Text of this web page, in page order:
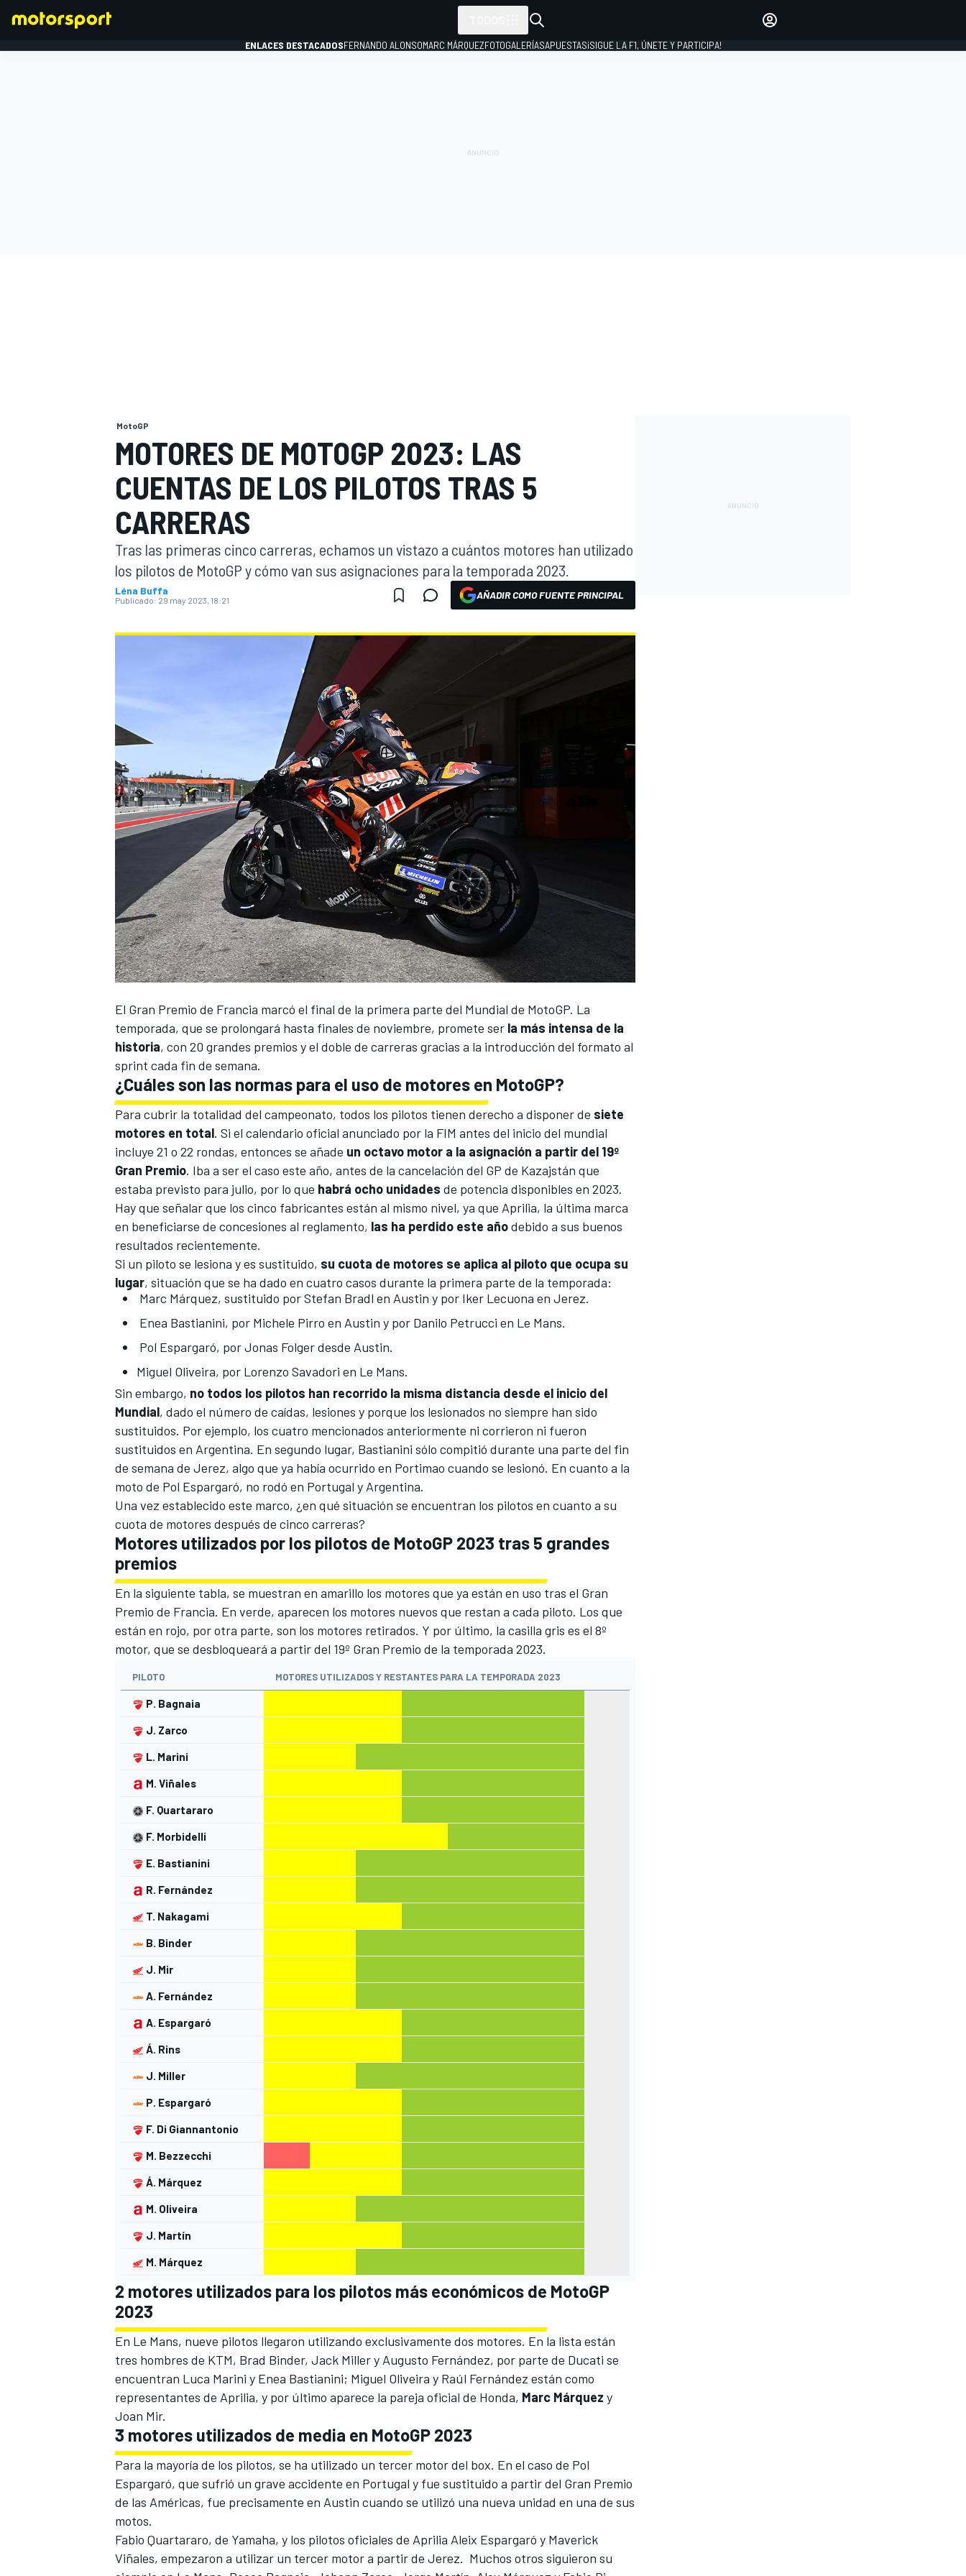
WEC FÓRMULA E
MÁS CATEGORÍAS
ENLACES DESTACADOSFERNANDO ALONSOMARC MÁRQUEZFOTOGALERÍASAPUESTAS¡SIGUE LA F1, ÚNETE Y PARTICIPA!
MotoGP
MOTORES DE MOTOGP 2023: LAS
CUENTAS DE LOS PILOTOS TRAS 5
CARRERAS
Tras las primeras cinco carreras, echamos un vistazo a cuántos motores han utilizado
los pilotos de MotoGP y cómo van sus asignaciones para la temporada 2023.
Léna Buffa
Publicado: 29 may 2023, 18:21 AÑADIR COMO FUENTE PRINCIPAL
El Gran Premio de Francia marcó el final de la primera parte del Mundial de MotoGP. La
temporada, que se prolongará hasta finales de noviembre, promete ser la más intensa de la
historia, con 20 grandes premios y el doble de carreras gracias a la introducción del formato al
sprint cada fin de semana.
¿Cuáles son las normas para el uso de motores en MotoGP?
Para cubrir la totalidad del campeonato, todos los pilotos tienen derecho a disponer de siete
motores en total. Si el calendario oficial anunciado por la FIM antes del inicio del mundial
incluye 21 o 22 rondas, entonces se añade un octavo motor a la asignación a partir del 19º
Gran Premio. Iba a ser el caso este año, antes de la cancelación del GP de Kazajstán que
estaba previsto para julio, por lo que habrá ocho unidades de potencia disponibles en 2023.
Hay que señalar que los cinco fabricantes están al mismo nivel, ya que Aprilia, la última marca
en beneficiarse de concesiones al reglamento, las ha perdido este añodebido a sus buenos
resultados recientemente.
Si un piloto se lesiona y es sustituido, su cuota de motores se aplica al piloto que ocupa su
lugar, situación que se ha dado en cuatro casos durante la primera parte de la temporada:
Marc Márquez, sustituido porStefan Bradl en Austin y por Iker Lecuona en Jerez.
Enea Bastianini, por Michele Pirro en Austin y por Danilo Petrucci en Le Mans.
Pol Espargaró, porJonas Folgerdesde Austin.
Miguel Oliveira, por Lorenzo Savadori en Le Mans.
Sin embargo, no todos los pilotos han recorrido la misma distancia desde el inicio del
Mundial, dado el número de caídas, lesiones y porque los lesionados no siempre han sido
sustituidos. Por ejemplo, los cuatro mencionados anteriormente ni corrieron ni fueron
sustituidos en Argentina. En segundo lugar, Bastianini sólo compitió durante una parte del fin
de semana de Jerez, algo que ya había ocurrido en Portimao cuando se lesionó. En cuanto a la
moto de Pol Espargaró, no rodó en Portugal y Argentina.
Una vez establecido este marco, ¿en qué situación se encuentran los pilotos en cuanto a su
cuota de motores después de cinco carreras?
Motores utilizados por los pilotos de MotoGP 2023 tras 5 grandes
premios
En la siguiente tabla, se muestran en amarillo los motores que ya están en uso tras el Gran
Premio de Francia. En verde, aparecen los motores nuevos que restan a cada piloto. Los que
están en rojo, por otra parte, son los motores retirados. Y por último, la casilla gris es el 8º
motor, que se desbloqueará a partir del 19º Gran Premio de la temporada 2023.
PILOTO MOTORES UTILIZADOS Y RESTANTES PARA LA TEMPORADA 2023
P. Bagnaia
J. Zarco
L. Marini
M. Viñales
F. Quartararo
F. Morbidelli
E. Bastianini
R. Fernández
T. Nakagami
B. Binder
J. Mir
A. Fernández
A. Espargaró
Á. Rins
J. Miller
P. Espargaró
F. Di Giannantonio
M. Bezzecchi
Á. Márquez
M. Oliveira
J. Martín
M. Márquez
2 motores utilizados para los pilotos más económicos de MotoGP
2023
En Le Mans, nueve pilotos llegaron utilizando exclusivamente dos motores. En la lista están
tres hombres de KTM, Brad Binder, Jack Millery Augusto Fernández, por parte de Ducati se
encuentran Luca Marini y Enea Bastianini; Miguel Oliveira y Raúl Fernández están como
representantes de Aprilia, y por último aparece la pareja oficial de Honda, Marc Márquez y
Joan Mir.
3 motores utilizados de media en MotoGP 2023
Para la mayoría de los pilotos, se ha utilizado un tercer motor del box. En el caso de Pol
Espargaró, que sufrió un grave accidente en Portugal y fue sustituido a partir del Gran Premio
de las Américas, fue precisamente en Austin cuando se utilizó una nueva unidad en una de sus
motos.
Fabio Quartararo, de Yamaha, y los pilotos oficiales de Aprilia Aleix Espargaró y Maverick
Viñales, empezaron a utilizar un tercer motor a partir de Jerez. Muchos otros siguieron su